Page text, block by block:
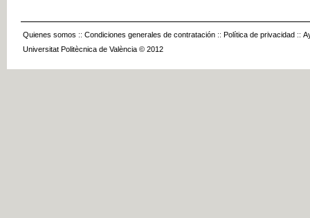
Quienes somos :: Condiciones generales de contratación :: Política de privacidad ::
Universitat Politècnica de València © 2012